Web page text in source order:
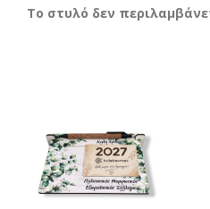
Το στυλό δεν